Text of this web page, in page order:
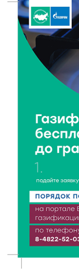
День рождения
прошел
6 Авг 2026 16:41
В Твери
колледжи
Исследование:
кешбэка
6 Авг 2026
Тверские
хореографией
6 Авг 2026
Виталий
анонсировал
6 Авг 2026